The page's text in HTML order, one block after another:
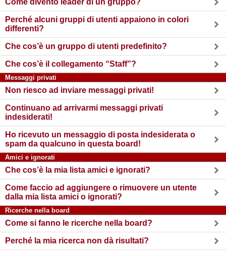
Come divento leader di un gruppo?
Perché alcuni gruppi di utenti appaiono in colori
differenti?
Che cos’è un gruppo di utenti predefinito?
Che cos’è il collegamento “Staff”?
Messaggi privati
Non riesco ad inviare messaggi privati!
Continuano ad arrivarmi messaggi privati
indesiderati!
Ho ricevuto un messaggio di posta indesiderata o
spam da qualcuno in questa board!
Amici e ignorati
Che cos’è la mia lista amici e ignorati?
Come faccio ad aggiungere o rimuovere un utente
dalla mia lista amici o ignorati?
Ricerche nella board
Come si fanno le ricerche nella board?
Perché la mia ricerca non dà risultati?